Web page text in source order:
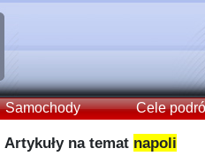
Samochody Cele
Artykuły na temat napoli